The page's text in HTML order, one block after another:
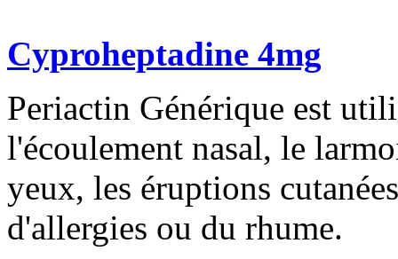
Cyproheptadine 4mg
Periactin Générique est
l'écoulement nasal, le
yeux, les éruptions
d'allergies ou du rhume.